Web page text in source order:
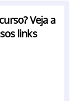
Veja a
links